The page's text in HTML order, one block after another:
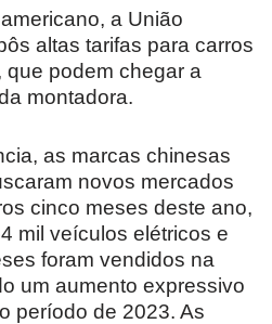
a União
altas tarifas para carros
que podem chegar a
montadora.
as marcas chinesas
novos mercados
cinco meses deste ano,
mil veículos elétricos e
foram vendidos na
um aumento expressivo
período de 2023. As